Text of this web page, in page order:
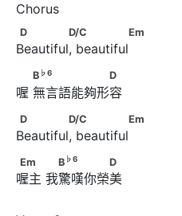
D         D/C                Em
D D/C Em
Beautiful, beautiful
B
D
B ♭6 D
喔 無言語能夠形容
D         D/C                Em
D D/C Em
Beautiful, beautiful
Em　　      　B
♭6
Em B ♭6 D
喔主 我驚嘆你榮美